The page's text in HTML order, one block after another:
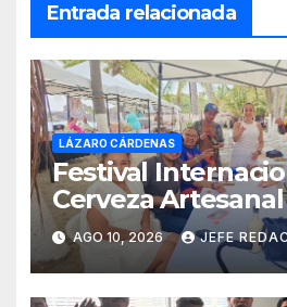
Entrada relacionada
LÁZARO CÁRDENAS
Festival
Cerveza
Michoacán 2026
Edición
AGO 10, 2026 JEFE